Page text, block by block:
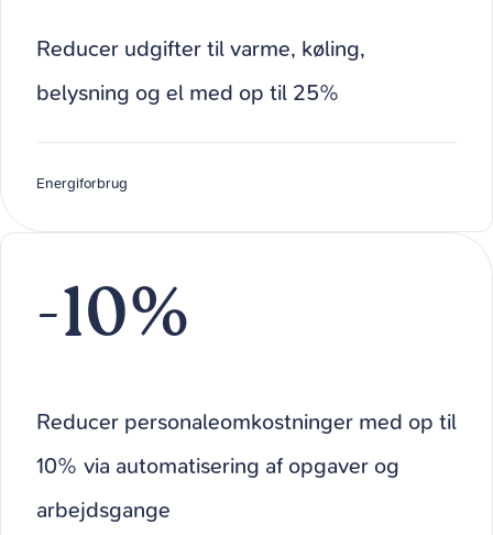
Reducer udgifter til varme, køling,
belysning og el med op til 25%
Energiforbrug
-10%
Reducer personaleomkostninger med op til
10% via automatisering af opgaver og
arbejdsgange